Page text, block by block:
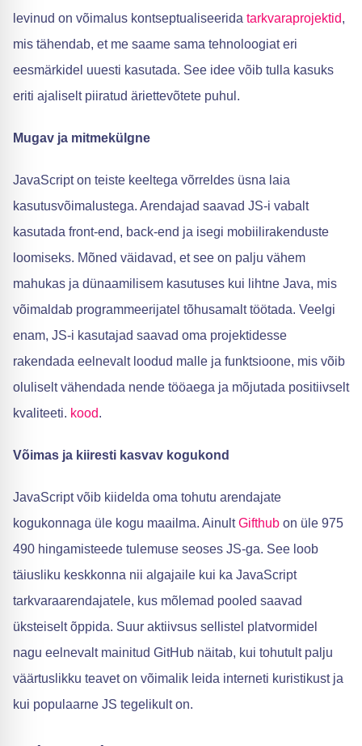
levinud on võimalus kontseptualiseerida tarkvaraprojektid,
mis tähendab, et me saame sama tehnoloogiat eri
eesmärkidel uuesti kasutada. See idee võib tulla kasuks
eriti ajaliselt piiratud äriettevõtete puhul.
Mugav ja mitmekülgne
JavaScript on teiste keeltega võrreldes üsna laia
kasutusvõimalustega. Arendajad saavad JS-i vabalt
kasutada front-end, back-end ja isegi mobiilirakenduste
loomiseks. Mõned väidavad, et see on palju vähem
mahukas ja dünaamilisem kasutuses kui lihtne Java, mis
võimaldab programmeerijatel tõhusamalt töötada. Veelgi
enam, JS-i kasutajad saavad oma projektidesse
rakendada eelnevalt loodud malle ja funktsioone, mis võib
oluliselt vähendada nende tööaega ja mõjutada positiivselt
kvaliteeti. kood.
Võimas ja kiiresti kasvav kogukond
JavaScript võib kiidelda oma tohutu arendajate
kogukonnaga üle kogu maailma. AinultGifthub on üle 975
490 hingamisteede tulemuse seoses JS-ga. See loob
täiusliku keskkonna nii algajaile kui ka JavaScript
tarkvaraarendajatele, kus mõlemad pooled saavad
üksteiselt õppida. Suur aktiivsus sellistel platvormidel
nagu eelnevalt mainitud GitHub näitab, kui tohutult palju
väärtuslikku teavet on võimalik leida interneti kuristikust ja
kui populaarne JS tegelikult on.